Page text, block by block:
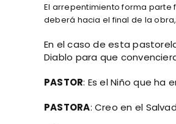
El arrepentimiento forma parte
deberá hacia el final de la
En el caso de esta
Diablo para que
PASTOR: Es el Niño que ha
PASTORA: Creo en el